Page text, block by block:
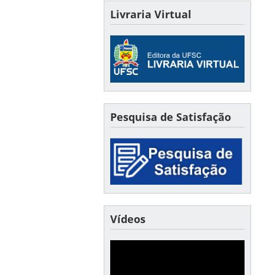
Livraria Virtual
Pesquisa de Satisfação
Vídeos